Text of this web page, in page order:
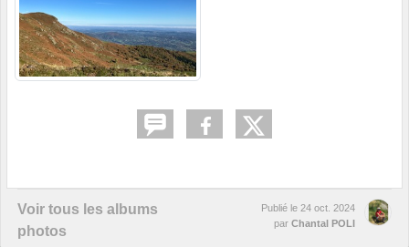
Voir tous les albums
photos
Publié le 24 oct. 2024
par Chantal POLI